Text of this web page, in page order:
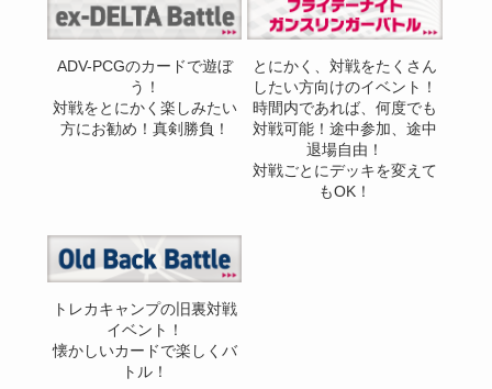
ADV-PCGのカードで遊ぼ
う！
対戦をとにかく楽しみたい
方にお勧め！真剣勝負！
とにかく、対戦をたくさん
したい方向けのイベント！
時間内であれば、何度でも
対戦可能！途中参加、途中
退場自由！
対戦ごとにデッキを変えて
もOK！
トレカキャンプの旧裏対戦
イベント！
懐かしいカードで楽しくバ
トル！